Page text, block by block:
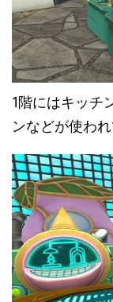
1階にはキッチ
ンなどが使われ